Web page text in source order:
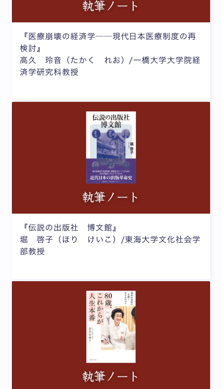
『医療崩壊の経済学──現代日本医療制度の再
検討』
高久 玲音（たかく れお）/一橋大学大学院経
済学研究科教授
『伝説の出版社 博文館』
堀 啓子（ほり けいこ）/東海大学文化社会学
部教授